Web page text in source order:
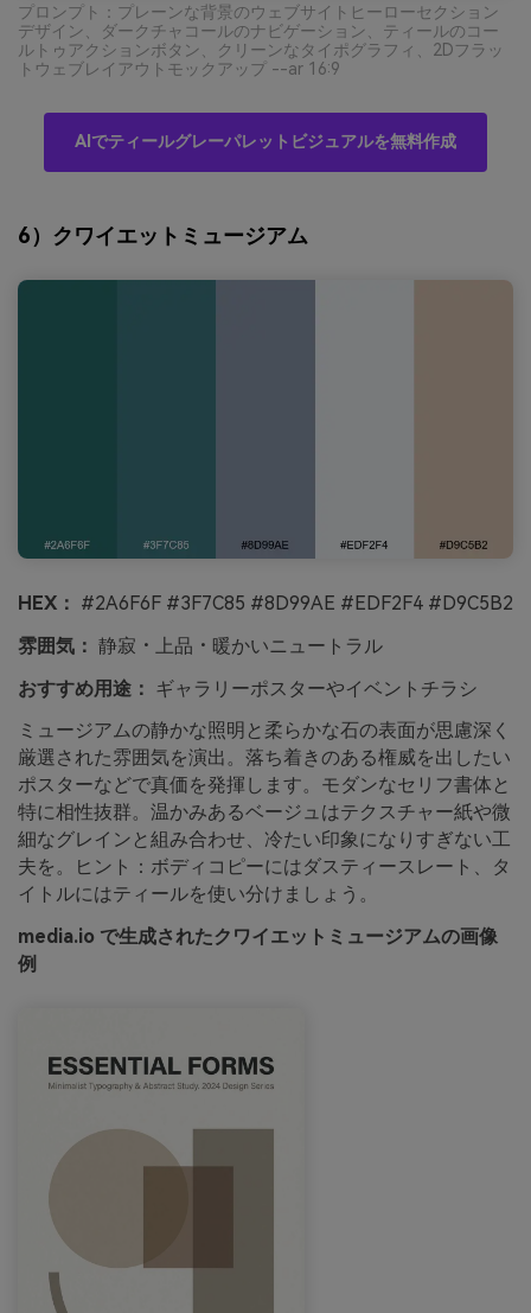
プロンプト：プレーンな背景のウェブサイトヒーローセクション
デザイン、ダークチャコールのナビゲーション、ティールのコー
ルトゥアクションボタン、クリーンなタイポグラフィ、2Dフラッ
トウェブレイアウトモックアップ --ar 16:9
AIでティールグレーパレットビジュアルを無料作成
6）クワイエットミュージアム
HEX： #2A6F6F #3F7C85 #8D99AE #EDF2F4 #D9C5B2
雰囲気： 静寂・上品・暖かいニュートラル
おすすめ用途： ギャラリーポスターやイベントチラシ
ミュージアムの静かな照明と柔らかな石の表面が思慮深く
厳選された雰囲気を演出。落ち着きのある権威を出したい
ポスターなどで真価を発揮します。モダンなセリフ書体と
特に相性抜群。温かみあるベージュはテクスチャー紙や微
細なグレインと組み合わせ、冷たい印象になりすぎない工
夫を。ヒント：ボディコピーにはダスティースレート、タ
イトルにはティールを使い分けましょう。
media.io で生成されたクワイエットミュージアムの画像
例